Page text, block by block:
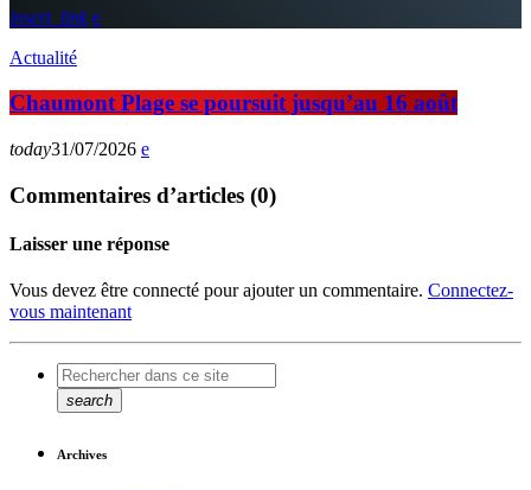
insert_link
Actualité
Chaumont Plage se poursuit jusqu’au 16 août
today31/07/2026
Commentaires d’articles (0)
Laisser une réponse
Vous devez être connecté pour ajouter un commentaire. Connectez-
vous maintenant
search
Archives